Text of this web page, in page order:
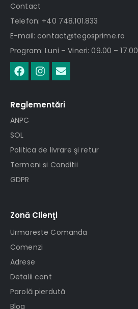
Contact
Telefon: +40 748.101.833
E-mail: contact@tegosprime.ro
Program: Luni – Vineri: 09.00 – 17.00
Reglementări
ANPC
SOL
Politica de livrare şi retur
Termeni si Conditii
GDPR
Zonă Clienţi
Urmareste Comanda
Comenzi
Adrese
Detalii cont
Parolă pierdută
Blog